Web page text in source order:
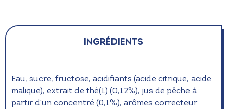
Ingrédients
Eau, sucre, fructose, acidifiants (acide citrique, acide
malique), extrait de thé(1) (0,12%), jus de pêche à
partir d'un concentré (0,1%), arômes correcteur